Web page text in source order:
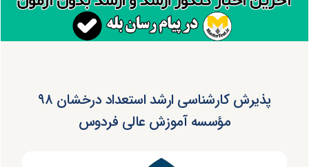
پذیرش کارشناسی ارشد استعداد درخشان ۹۸
مؤسسه آموزش عالی فردوس